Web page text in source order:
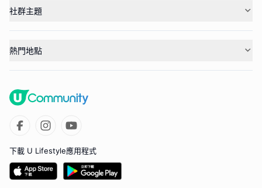
社群主題
熱門地點
下載 U Lifestyle應用程式